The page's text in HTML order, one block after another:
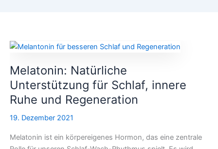
Melatonin: Natürliche
Unterstützung für Schlaf, innere
Ruhe und Regeneration
19. Dezember 2021
Melatonin ist ein körpereigenes Hormon, das eine zentrale
Melatonin:
Unterstützung
für
Schlaf,
innere
Ruhe
Regeneration